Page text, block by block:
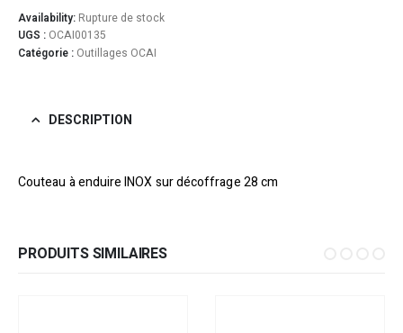
Availability: Rupture de stock
UGS : OCAI00135
Catégorie : Outillages OCAI
DESCRIPTION
Couteau à enduire INOX sur décoffrage 28 cm
PRODUITS SIMILAIRES